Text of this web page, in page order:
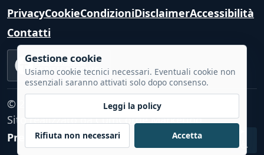
♿
PrivacyCookieCondizioniDisclaimerAccessibilità
Contatti
Accessibilità
VERIFICA TECNICA
© 2026 - Tutti i diritti riservati.
Sito realizzato daCumCorde Marketing
Preferenze cookie
Gestione cookie
Usiamo cookie tecnici necessari. Eventuali cookie non
essenziali saranno attivati solo dopo consenso.
Leggi la policy
Rifiuta non necessari Accetta